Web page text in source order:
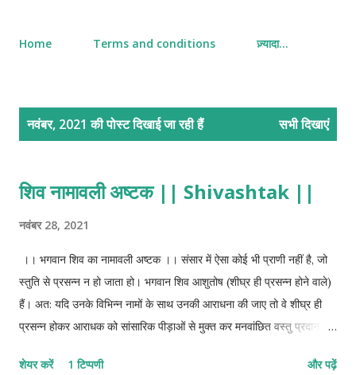
Home Terms and conditions ज़्यादा…
नवंबर, 2021 की पोस्ट दिखाई जा रही हैं सभी दिखाएं
शिव नामावली अष्टक || Shivashtak ||
नवंबर 28, 2021
।। भगवान शिव का नामावली अष्टक ।। संसार में ऐसा कोई भी प्राणी नहीं है, जो
स्तुति से प्रसन्न न हो जाता हो। भगवान शिव आशुतोष (शीघ्र ही प्रसन्न होने वाले)
हैं। अत: यदि उनके विभिन्न नामों के साथ उनकी आराधना की जाए तो वे शीघ्र ही
प्रसन्न होकर आराधक को सांसारिक पीड़ाओं से मुक्त कर मनवांछित वस्तु प्रदान कर
रचित एक ऐसा ही सुन्दर स्तोत्र है जिसके आठ पदों में भगवान शिव के विभिन्न नामों
शेयर करें 1 टिप्पणी और पढ़ें